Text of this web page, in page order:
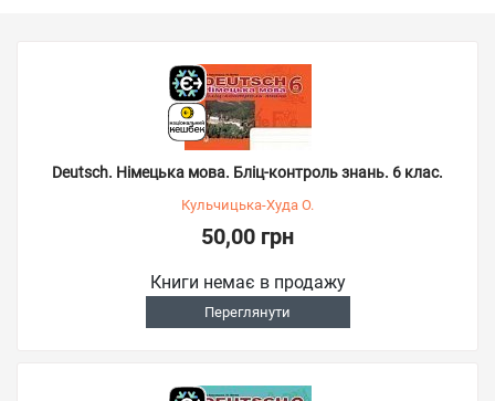
Deutsch. Німецька мова. Бліц-контроль знань. 6 клас.
Кульчицька-Худа О.
50,00 грн
Книги немає в продажу
Переглянути